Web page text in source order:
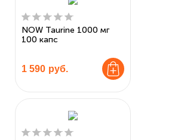
NOW Taurine 1000 мг
100 капс
1 590 руб.